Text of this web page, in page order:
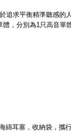
追求平衡精準聽感的
，分別為1只高音單
綿耳塞，收納袋，攜